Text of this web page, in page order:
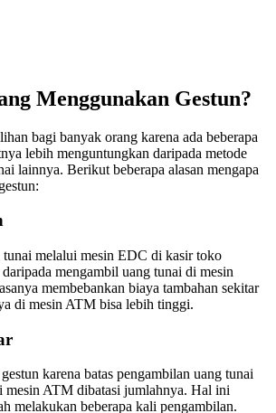
Menggunakan Gestun?
bagi banyak orang karena ada beberapa
lebih menguntungkan daripada metode
lainnya. Berikut beberapa alasan mengapa
tunai melalui mesin EDC di kasir toko
mengambil uang tunai di mesin
membebankan biaya tambahan sekitar
di mesin ATM bisa lebih tinggi.
karena batas pengambilan uang tunai
mesin ATM dibatasi jumlahnya. Hal ini
melakukan beberapa kali pengambilan.